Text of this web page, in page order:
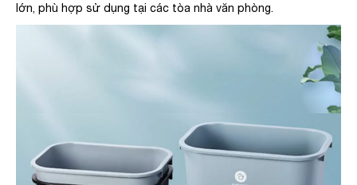
lớn, phù hợp sử dụng tại các tòa nhà văn phòng.